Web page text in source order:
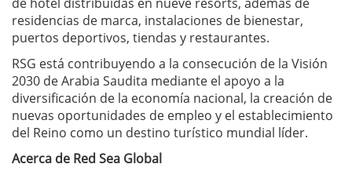
residencias de marca, instalaciones de bienestar,
puertos deportivos, tiendas y restaurantes.
RSG está contribuyendo a la consecución de la Visión
2030 de Arabia Saudita mediante el apoyo a la
diversificación de la economía nacional, la creación de
nuevas oportunidades de empleo y el establecimiento
del Reino como un destino turístico mundial líder.
Acerca de Red Sea Global